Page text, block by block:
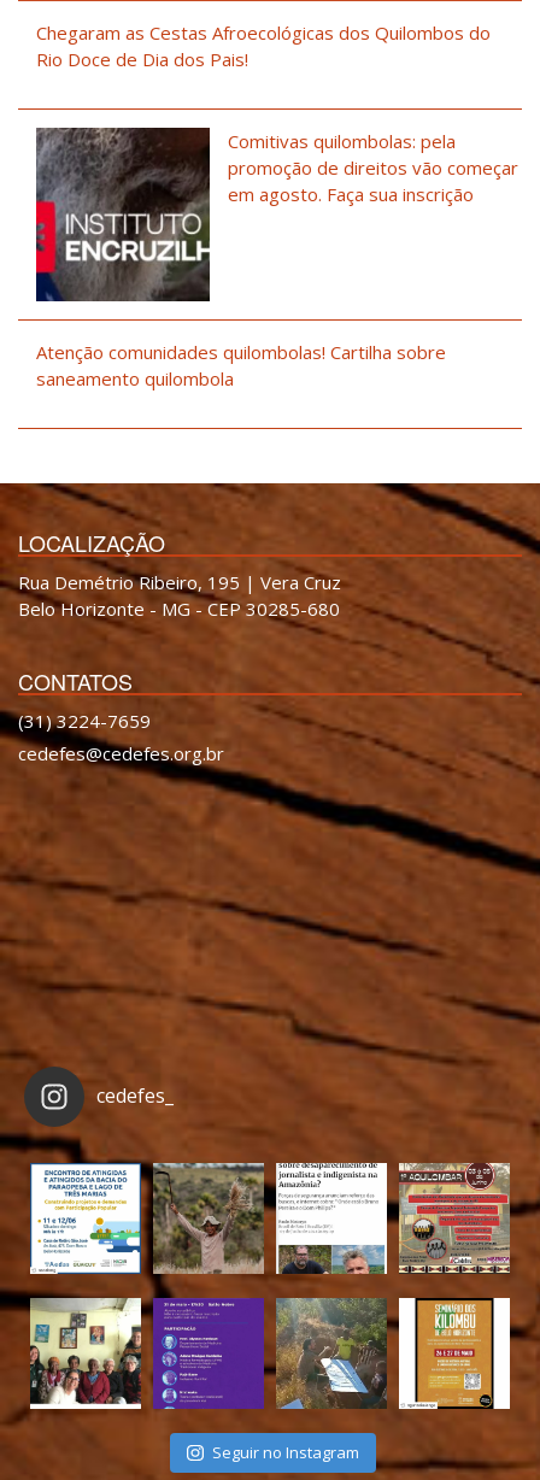
Chegaram as Cestas Afroecológicas dos Quilombos do
Rio Doce de Dia dos Pais!
Comitivas quilombolas: pela
promoção de direitos vão começar
em agosto. Faça sua inscrição
Atenção comunidades quilombolas! Cartilha sobre
saneamento quilombola
LOCALIZAÇÃO
Rua Demétrio Ribeiro, 195 | Vera Cruz
Belo Horizonte - MG - CEP 30285-680
CONTATOS
(31) 3224-7659
cedefes@cedefes.org.br
cedefes_
Seguir no Instagram